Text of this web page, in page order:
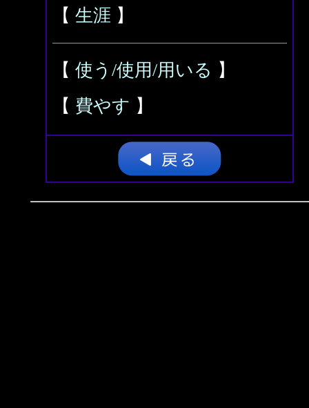
【 生涯 】
【 使う/使用/用いる 】
【 費やす 】